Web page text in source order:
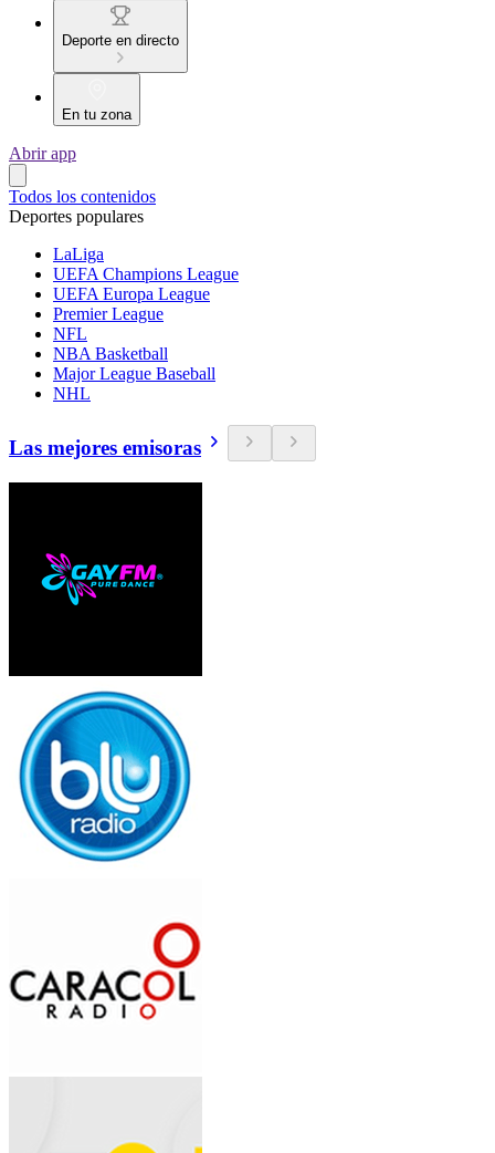
Deporte en directo
En tu zona
Abrir app
Todos los contenidos
Deportes populares
LaLiga
UEFA Champions League
UEFA Europa League
Premier League
NFL
NBA Basketball
Major League Baseball
NHL
Las mejores emisoras